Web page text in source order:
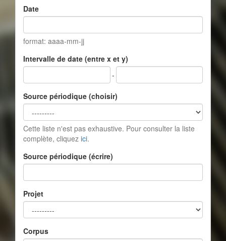
Date
format: aaaa-mm-jj
Intervalle de date (entre x et y)
-
Source périodique (choisir)
Cette liste n'est pas exhaustive. Pour consulter la liste
complète, cliquez ici.
Source périodique (écrire)
Projet
Corpus